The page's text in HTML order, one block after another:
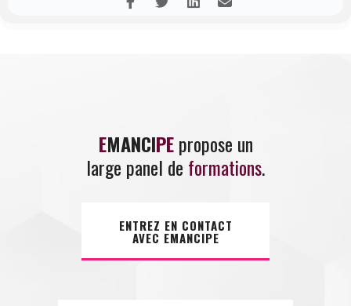
EMANCIPEpropose un
large panel de formations.
ENTREZ EN CONTACT
AVEC EMANCIPE